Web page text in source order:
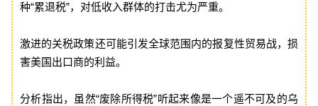
种“累退税”，对低收入群体的打击尤为严重。
激进的关税政策还可能引发全球范围内的报复性贸易战，损
害美国出口商的利益。
分析指出，虽然“废除所得税”听起来像是一个遥不可及的乌